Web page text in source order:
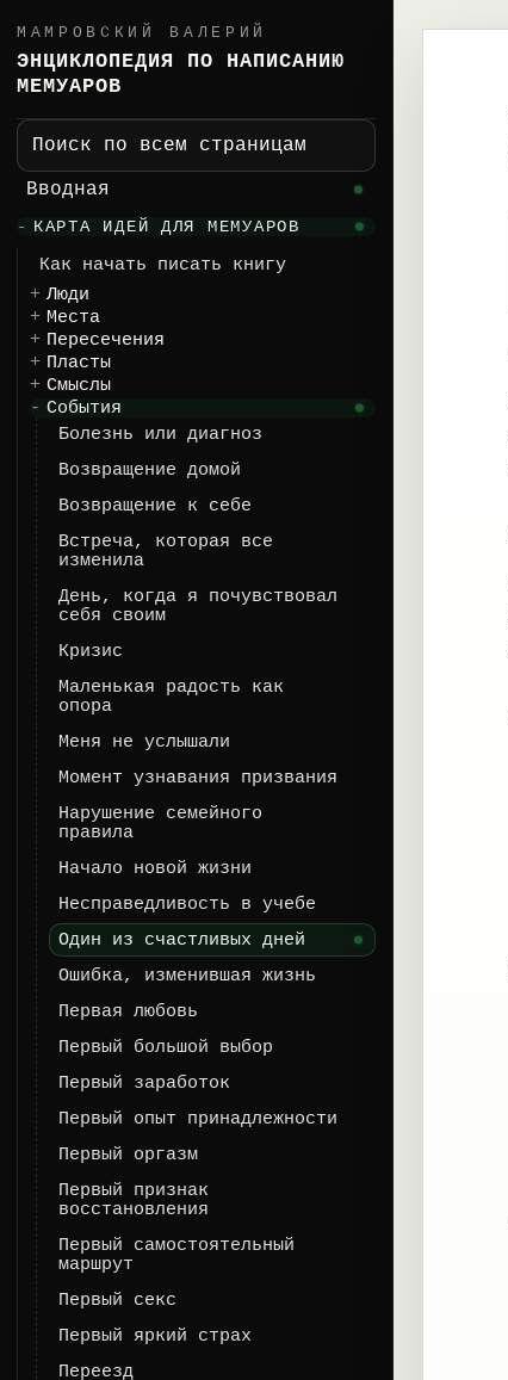
МАМРОВСКИЙ ВАЛЕРИЙ
ЭНЦИКЛОПЕДИЯ ПО НАПИСАНИЮ
МЕМУАРОВ
Поиск по всем страницам
Вводная
КАРТА ИДЕЙ ДЛЯ МЕМУАРОВ
Как начать писать книгу
Люди
Места
Пересечения
Пласты
Смыслы
События
Болезнь или диагноз
Возвращение домой
Возвращение к себе
Встреча, которая все
изменила
День, когда я почувствовал
себя своим
Кризис
Маленькая радость как
опора
Меня не услышали
Момент узнавания призвания
Нарушение семейного
правила
Начало новой жизни
Несправедливость в учебе
Один из счастливых дней
Ошибка, изменившая жизнь
Первая любовь
Первый большой выбор
Первый заработок
Первый опыт принадлежности
Первый оргазм
Первый признак
восстановления
Первый самостоятельный
маршрут
Первый секс
Первый яркий страх
Переезд